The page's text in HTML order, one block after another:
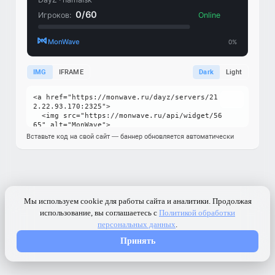
IMG IFRAME Dark Light
Вставьте код на свой сайт — баннер обновляется автоматически